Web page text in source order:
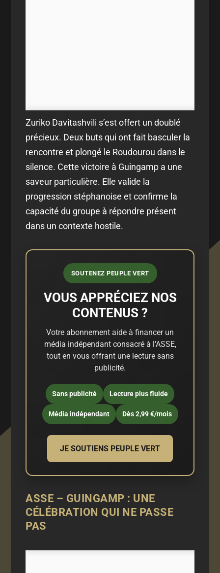
Zuriko Davitashvili s’est offert un doublé
précieux. Deux buts qui ont fait basculer la
rencontre et plongé le Roudourou dans le
silence. Cette victoire à Guingamp a une
saveur particulière. Elle valide la
progression stéphanoise et confirme la
capacité du groupe à répondre présent
dans un contexte hostile.
SOUTENEZ PEUPLE VERT
VOUS APPRÉCIEZ NOS
CONTENUS ?
Votre abonnement aide à financer un
média indépendant consacré à l'ASSE,
tout en vous offrant une lecture sans
publicité.
Sans publicité Lecture plus fluide
Média indépendant Dès 2,99 €/mois
JE SOUTIENS PEUPLE VERT
ASSE – GUINGAMP : UNE
CÉLÉBRATION QUI NE PASSE
PAS